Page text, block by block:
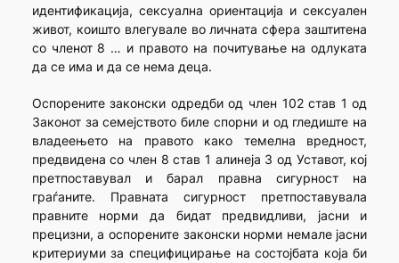
идентификација, сексуална ориентација и сексуален
живот, коишто влегувале во личната сфера заштитена
со членот 8 … и правото на почитување на одлуката
да се има и да се нема деца.
Оспорените законски одредби од член 102 став 1 од
Законот за семејството биле спорни и од гледиште на
владеењето на правото како темелна вредност,
предвидена со член 8 став 1 алинеја 3 од Уставот, кој
претпоставувал и барал правна сигурност на
граѓаните. Правната сигурност претпоставувала
правните норми да бидат предвидливи, јасни и
прецизни, а оспорените законски норми немале јасни
критериуми за специфицирање на состојбата која би